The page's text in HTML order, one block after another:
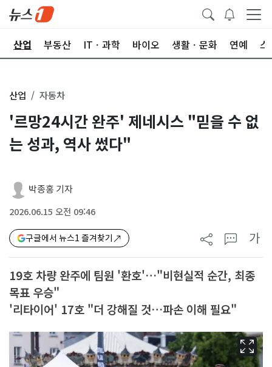
산업 부동산 ITㆍ과학 바이오 생활ㆍ문화 연예 스
산업 자동차
'르망24시간 완주' 제네시스 "믿을 수 없
는 성과, 역사 썼다"
박종홍 기자
2026.06.15 오전 09:46
구글에서 뉴스1 즐겨찾기 가
19호 차량 완주에 팀원 '환호'…"비현실적 순간, 최종
목표 우승"
'리타이어' 17호 "더 강해질 것…파손 이해 필요"